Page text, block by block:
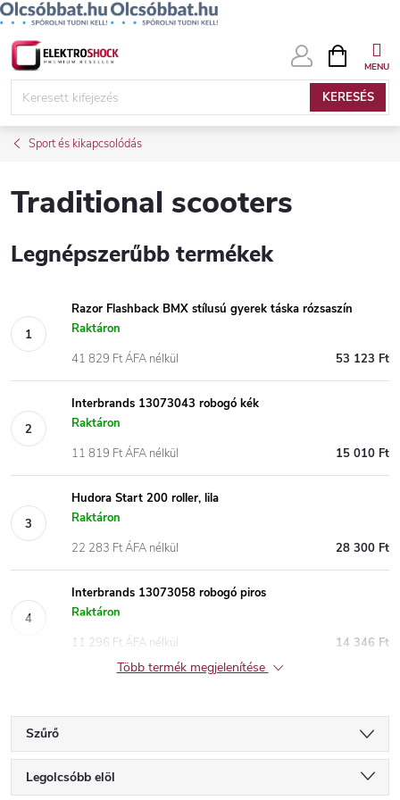
Ugrás
KERESÉS
KOSÁR
Sport és kikapcsolódás
Traditional scooters
Legnépszerűbb termékek
Razor Flashback BMX stílusú gyerek táska rózsaszín
Raktáron
53 123 Ft
41 829 Ft ÁFA nélkül
Interbrands 13073043 robogó kék
Raktáron
15 010 Ft
11 819 Ft ÁFA nélkül
Hudora Start 200 roller, lila
Raktáron
28 300 Ft
22 283 Ft ÁFA nélkül
Interbrands 13073058 robogó piros
Raktáron
14 346 Ft
11 296 Ft ÁFA nélkül
Több termék megjelenítése
Szűrő
T
Legolcsóbb elöl